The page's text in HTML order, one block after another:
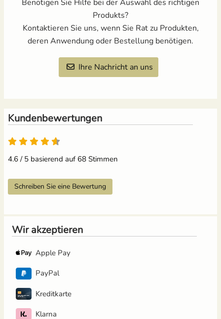
Benötigen Sie Hilfe bei der Auswahl des richtigen
Produkts?
Kontaktieren Sie uns, wenn Sie Rat zu Produkten,
deren Anwendung oder Bestellung benötigen.
Ihre Nachricht an uns
Kundenbewertungen
4.6 von 5
4.6 / 5 basierend auf 68 Stimmen
Schreiben Sie eine Bewertung
Wir akzeptieren
Apple Pay
PayPal
Kreditkarte
Klarna